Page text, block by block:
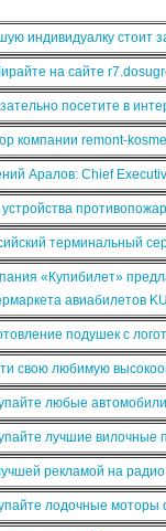
индивидуалку стоит
на сайте
посетите в
компании remont-
Аралов: Chief
терминальный
«Купибилет»
авиабилетов
подушек с
свою любимую
любые
лучшие вилочные
рекламой на
лодочные моторы